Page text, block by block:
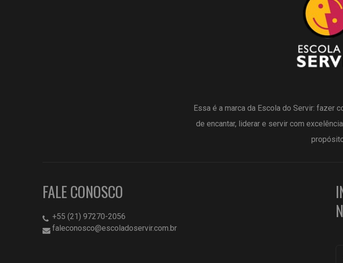
Essa é a marca da Escola do Servir: fazer
de encantar, liderar e servir com
FALE CONOSCO
+55 (21) 97270-2056
faleconosco@escoladoservir.com.br